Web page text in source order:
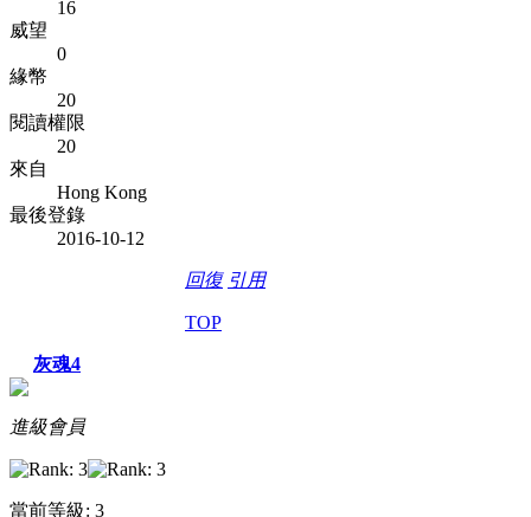
16
威望
0
緣幣
20
閱讀權限
20
來自
Hong Kong
最後登錄
2016-10-12
回復 引用
TOP
灰魂4
進級會員
當前等級: 3